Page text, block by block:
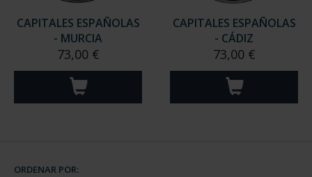
CAPITALES ESPAÑOLAS
- MURCIA
73,00 €
CAPITALES ESPAÑOLAS
- CÁDIZ
73,00 €
ORDENAR POR: